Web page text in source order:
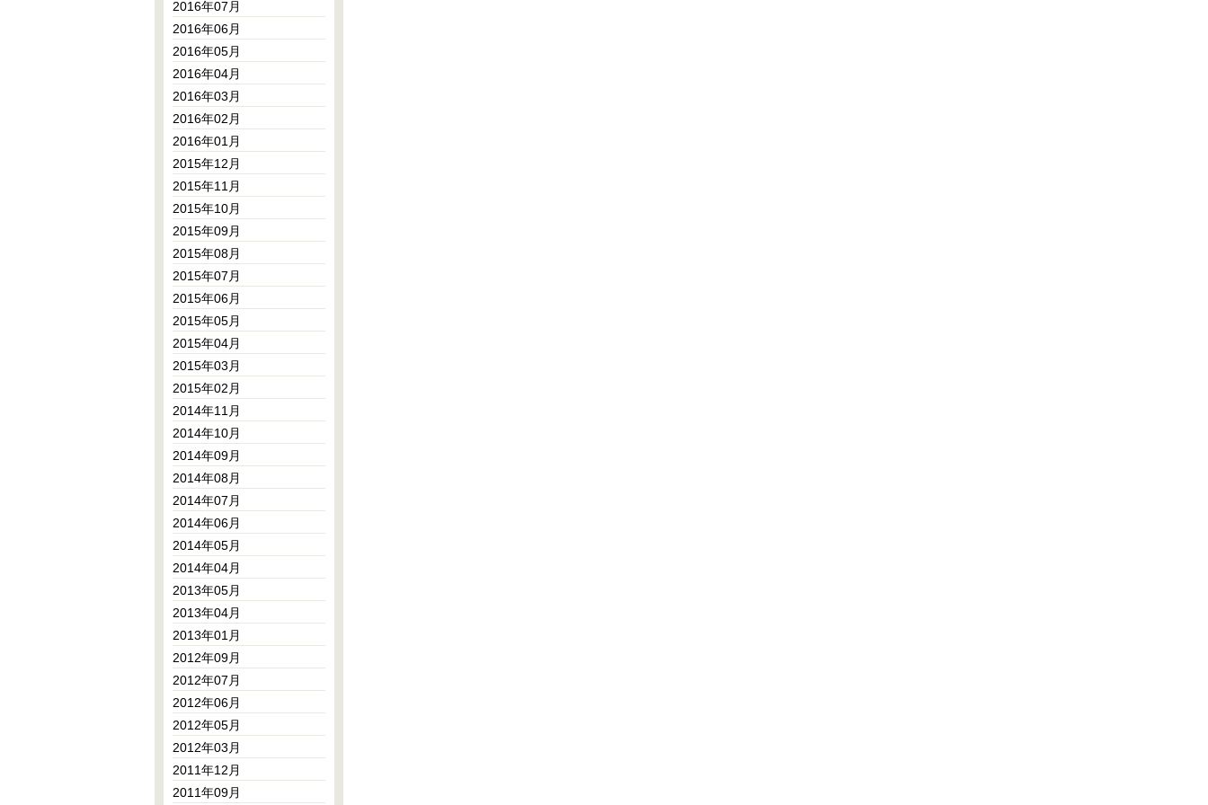
2016年07月
2016年06月
2016年05月
2016年04月
2016年03月
2016年02月
2016年01月
2015年12月
2015年11月
2015年10月
2015年09月
2015年08月
2015年07月
2015年06月
2015年05月
2015年04月
2015年03月
2015年02月
2014年11月
2014年10月
2014年09月
2014年08月
2014年07月
2014年06月
2014年05月
2014年04月
2013年05月
2013年04月
2013年01月
2012年09月
2012年07月
2012年06月
2012年05月
2012年03月
2011年12月
2011年09月